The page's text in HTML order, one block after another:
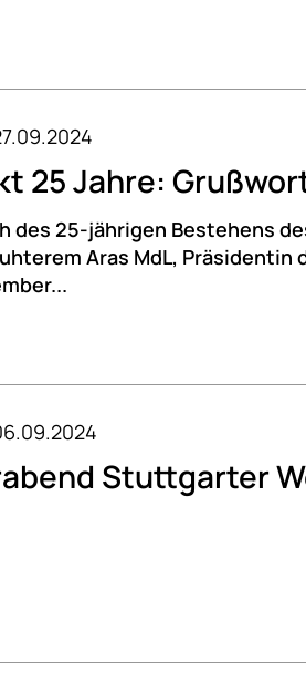
25 Jahre:
des 25-jährigen Bestehens
Aras MdL, Präsidentin
Stuttgarter